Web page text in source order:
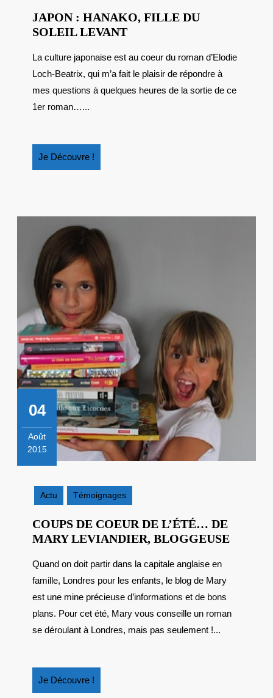
JAPON : HANAKO, FILLE DU
SOLEIL LEVANTJAPON
HANAKO,
FILLE
DU
La culture japonaise est au coeur du roman d’Elodie
Loch-Beatrix, qui m’a fait le plaisir de répondre à
mes questions à quelques heures de la sortie de ce
1er roman…...
Je Découvre !
Découvre
04
Août
2015
2015
Actu
Témoignages
COUPS DE COEUR DE L’ÉTÉ… DE
MARY LEVIANDIER, BLOGGEUSECOUPS
DE
Quand on doit partir dans la capitale anglaise en
famille, Londres pour les enfants, le blog de Mary
est une mine précieuse d’informations et de bons
plans. Pour cet été, Mary vous conseille un roman
se déroulant à Londres, mais pas seulement !...
Je Découvre !
Découvre